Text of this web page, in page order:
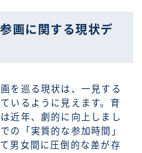
画に関する現状デ
を巡る現状は、一見する
いるように見えます。育
近年、劇的に向上しまし
の「実質的な参加時間」
男女間に圧倒的な差が存